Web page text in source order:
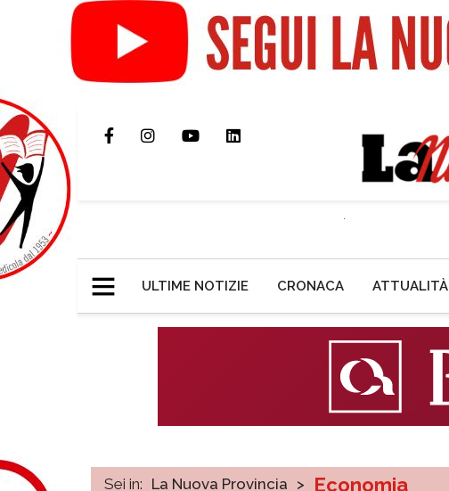
ULTIME NOTIZIE CRONACA ATTUALITÀ
Sei in: La Nuova Provincia > Economia